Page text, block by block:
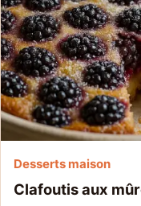
Desserts maison
Clafoutis aux